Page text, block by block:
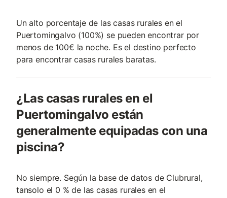
Un alto porcentaje de las casas rurales en el
Puertomingalvo (100%) se pueden encontrar por
menos de 100€ la noche. Es el destino perfecto
para encontrar casas rurales baratas.
¿Las casas rurales en el
Puertomingalvo están
generalmente equipadas con una
piscina?
No siempre. Según la base de datos de Clubrural,
tansolo el 0 % de las casas rurales en el